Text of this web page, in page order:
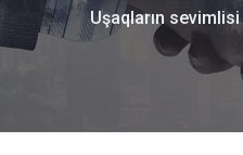
Uşaqların